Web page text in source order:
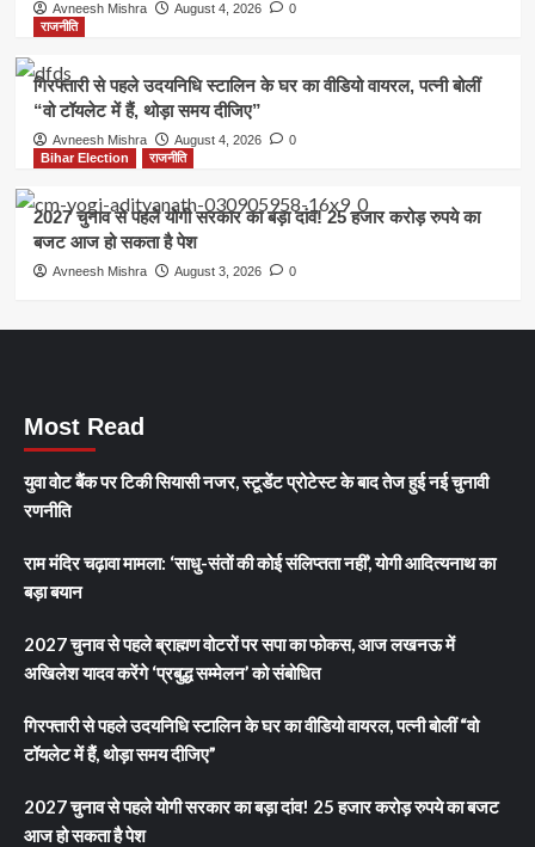
Avneesh Mishra August 4, 2026
0
राजनीति
गिरफ्तारी से पहले उदयनिधि स्टालिन के घर का वीडियो वायरल, पत्नी बोलीं
“वो टॉयलेट में हैं, थोड़ा समय दीजिए”
Avneesh Mishra August 4, 2026
0
Bihar Election
राजनीति
2027 चुनाव से पहले योगी सरकार का बड़ा दांव! 25 हजार करोड़ रुपये का
बजट आज हो सकता है पेश
Avneesh Mishra August 3, 2026 0
Most Read
युवा वोट बैंक पर टिकी सियासी नजर, स्टूडेंट प्रोटेस्ट के बाद तेज हुई नई चुनावी
रणनीति
राम मंदिर चढ़ावा मामला: ‘साधु-संतों की कोई संलिप्तता नहीं’, योगी आदित्यनाथ का
बड़ा बयान
2027 चुनाव से पहले ब्राह्मण वोटरों पर सपा का फोकस, आज लखनऊ में
अखिलेश यादव करेंगे ‘प्रबुद्ध सम्मेलन’ को संबोधित
गिरफ्तारी से पहले उदयनिधि स्टालिन के घर का वीडियो वायरल, पत्नी बोलीं “वो
टॉयलेट में हैं, थोड़ा समय दीजिए”
2027 चुनाव से पहले योगी सरकार का बड़ा दांव! 25 हजार करोड़ रुपये का बजट
आज हो सकता है पेश